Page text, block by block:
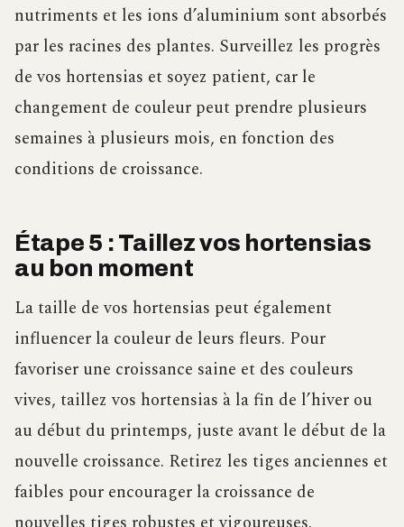
nutriments et les ions d’aluminium sont absorbés
par les racines des plantes. Surveillez les progrès
de vos hortensias et soyez patient, car le
changement de couleur peut prendre plusieurs
semaines à plusieurs mois, en fonction des
conditions de croissance.
Étape 5 : Taillez vos hortensias
au bon moment
La taille de vos hortensias peut également
influencer la couleur de leurs fleurs. Pour
favoriser une croissance saine et des couleurs
vives, taillez vos hortensias à la fin de l’hiver ou
au début du printemps, juste avant le début de la
nouvelle croissance. Retirez les tiges anciennes et
faibles pour encourager la croissance de